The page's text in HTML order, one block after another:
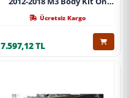
Ücretsiz Kargo
7.597,12 TL